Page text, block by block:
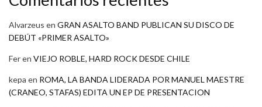
Alvarzeus en GRAN ASALTO BAND PUBLICAN SU DISCO DE
DEBÚT «PRIMER ASALTO»
Feren VIEJO ROBLE, HARD ROCK DESDE CHILE
kepa en ROMA, LA BANDA LIDERADA POR MANUEL MAESTRE
(CRANEO, STAFAS) EDITA UN EP DE PRESENTACION